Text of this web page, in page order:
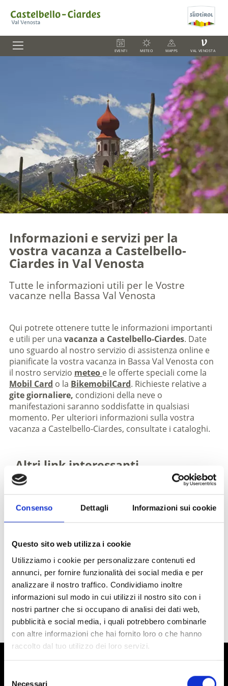
Consenso Dettagli Informazioni sui cookie
Questo sito web utilizza i cookie
Utilizziamo i cookie per personalizzare contenuti ed
annunci, per fornire funzionalità dei social media e per
analizzare il nostro traffico. Condividiamo inoltre
informazioni sul modo in cui utilizzi il nostro sito con i
nostri partner che si occupano di analisi dei dati web,
pubblicità e social media, i quali potrebbero combinarle
con altre informazioni che hai fornito loro o che hanno
raccolto dal tuo utilizzo dei loro servizi.
Necessari
EVENTI METEO MAPPS
V
VAL VENOSTA
Informazioni e servizi per la
vostra vacanza a Castelbello-
Ciardes in Val Venosta
Tutte le informazioni utili per le Vostre
vacanze nella Bassa Val Venosta
Qui potrete ottenere tutte le informazioni importanti
e utili per una vacanza a Castelbello-Ciardes. Date
uno sguardo al nostro servizio di assistenza online e
pianificate la vostra vacanza in Bassa Val Venosta con
il nostro servizio meteo e le offerte speciali come la
Mobil Card o la BikemobilCard. Richieste relative a
gite giornaliere, condizioni della neve o
manifestazioni saranno soddisfatte in qualsiasi
momento. Per ulteriori informazioni sulla vostra
vacanza a Castelbello-Ciardes, consultate i cataloghi.
Altri link interessanti
PIANIFICARE UNA VACANZA